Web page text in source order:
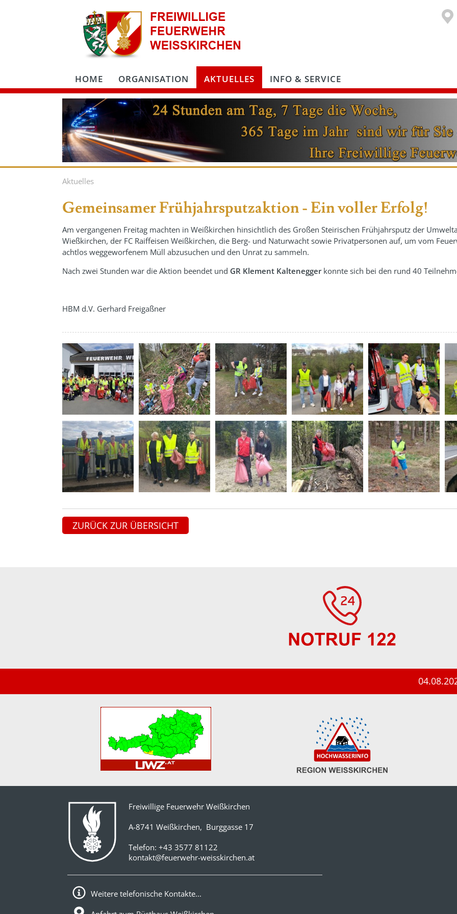
HOME ORGANISATION AKTUELLES INFO & SERVICE
Aktuelles
Gemeinsamer Frühjahrsputzaktion - Ein voller Erfolg!
Am vergangenen Freitag machten in Weißkirchen hinsichtlich des Großen Steirischen Frühjahrsputz der
Wießkirchen, der FC Raiffeisen Weißkirchen, die Berg- und Naturwacht sowie Privatpersonen auf, um vom
achtlos weggeworfenem Müll abzusuchen und den Unrat zu sammeln.
Nach zwei Stunden war die Aktion beendet und GR Klement Kalteneggerkonnte sich bei den rund 40
HBM d.V. Gerhard Freigaßner
ZURÜCK ZUR ÜBERSICHT
04.08.2026 /
Freiwillige Feuerwehr Weißkirchen
A-8741 Weißkirchen, Burggasse 17
Telefon: +43 3577 81122
kontakt@feuerwehr-weisskirchen.at
Weitere telefonische Kontakte...